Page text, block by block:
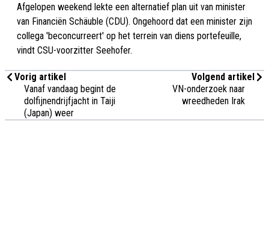
Afgelopen weekend lekte een alternatief plan uit van minister
van Financiën Schäuble (CDU). Ongehoord dat een minister zijn
collega 'beconcurreert' op het terrein van diens portefeuille,
vindt CSU-voorzitter Seehofer.
Vorig artikel
Vanaf vandaag begint de
dolfijnendrijfjacht in Taiji
(Japan) weer
Volgend artikel
VN-onderzoek naar
wreedheden Irak